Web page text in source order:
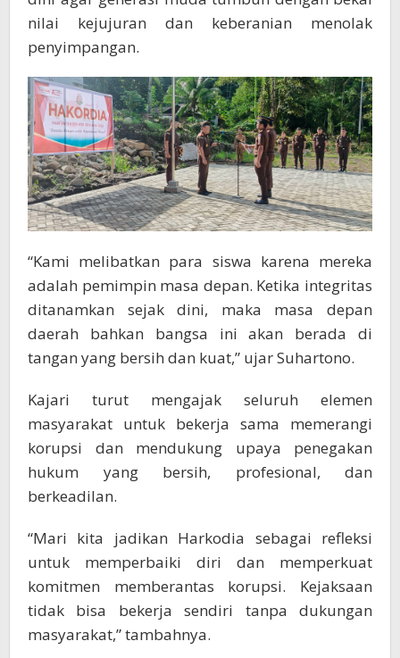
nilai kejujuran dan keberanian menolak
penyimpangan.
“Kami melibatkan para siswa karena mereka
adalah pemimpin masa depan. Ketika integritas
ditanamkan sejak dini, maka masa depan
daerah bahkan bangsa ini akan berada di
tangan yang bersih dan kuat,” ujar Suhartono.
Kajari turut mengajak seluruh elemen
masyarakat untuk bekerja sama memerangi
korupsi dan mendukung upaya penegakan
hukum yang bersih, profesional, dan
berkeadilan.
“Mari kita jadikan Harkodia sebagai refleksi
untuk memperbaiki diri dan memperkuat
komitmen memberantas korupsi. Kejaksaan
tidak bisa bekerja sendiri tanpa dukungan
masyarakat,” tambahnya.